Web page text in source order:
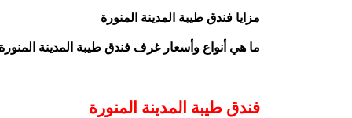
مزايا فندق طيبة المدينة المنورة
ما هي أنواع وأسعار غرف فندق طيبة المدينة
فندق طيبة المدينة المنورة